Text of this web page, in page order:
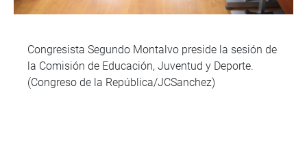
Congresista Segundo Montalvo preside la sesión de
la Comisión de Educación, Juventud y Deporte.
(Congreso de la República/JCSanchez)